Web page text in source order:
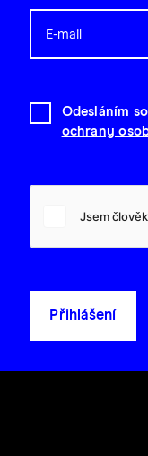
Odesláním
ochrany
Přihlášení